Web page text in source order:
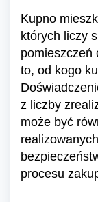
Kupno
których liczy
pomieszczeń
to, od kogo
z liczby
może być
procesu